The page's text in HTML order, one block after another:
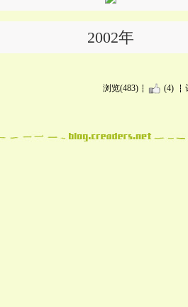
2002年
浏览(483) (4)